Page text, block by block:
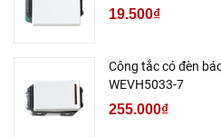
19.500₫
Công tắc có đèn
WEVH5033-7
255.000₫